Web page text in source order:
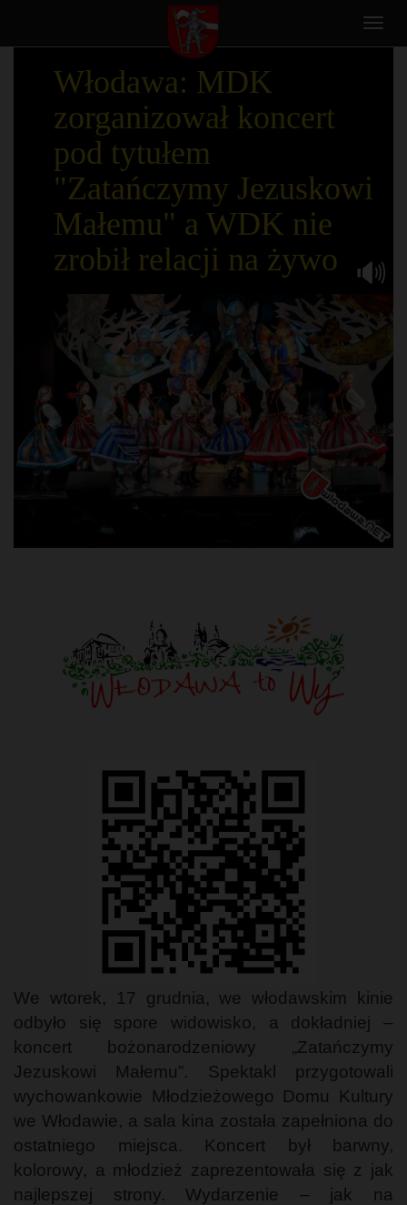
Włodawa: MDK
zorganizował koncert
pod tytułem
"Zatańczymy Jezuskowi
Małemu" a WDK nie
zrobił relacji na żywo
We wtorek, 17 grudnia, we włodawskim kinie
odbyło się spore widowisko, a dokładniej –
koncert bożonarodzeniowy „Zatańczymy
Jezuskowi Małemu”. Spektakl przygotowali
wychowankowie Młodzieżowego Domu Kultury
we Włodawie, a sala kina została zapełniona do
ostatniego miejsca. Koncert był barwny,
kolorowy, a młodzież zaprezentowała się z jak
najlepszej strony. Wydarzenie – jak na